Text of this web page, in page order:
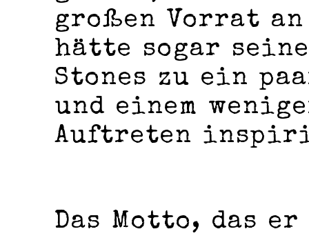
großen Vorrat
hätte sogar
Stones zu ein
und einem
Auftreten
Das Motto, das